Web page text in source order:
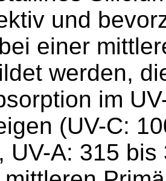
und
einer
werden,
im
(UV-C:
UV-A: 315